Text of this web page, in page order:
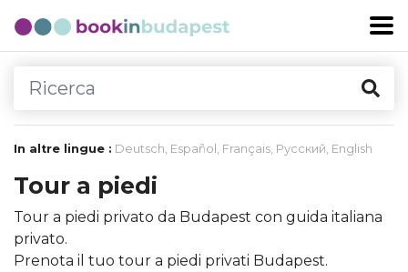
In altre lingue : Deutsch, Español , Français, Русский, English
Tour a piedi
Tour a piedi privato da Budapest con guida italiana
privato.
Prenota il tuo tour a piedi privati ​​Budapest.